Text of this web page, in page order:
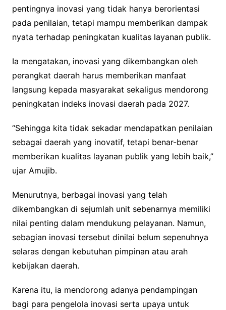
pentingnya inovasi yang tidak hanya berorientasi
pada penilaian, tetapi mampu memberikan dampak
nyata terhadap peningkatan kualitas layanan publik.
Ia mengatakan, inovasi yang dikembangkan oleh
perangkat daerah harus memberikan manfaat
langsung kepada masyarakat sekaligus mendorong
peningkatan indeks inovasi daerah pada 2027.
“Sehingga kita tidak sekadar mendapatkan penilaian
sebagai daerah yang inovatif, tetapi benar-benar
memberikan kualitas layanan publik yang lebih baik,”
ujar Amujib.
Menurutnya, berbagai inovasi yang telah
dikembangkan di sejumlah unit sebenarnya memiliki
nilai penting dalam mendukung pelayanan. Namun,
sebagian inovasi tersebut dinilai belum sepenuhnya
selaras dengan kebutuhan pimpinan atau arah
kebijakan daerah.
Karena itu, ia mendorong adanya pendampingan
bagi para pengelola inovasi serta upaya untuk